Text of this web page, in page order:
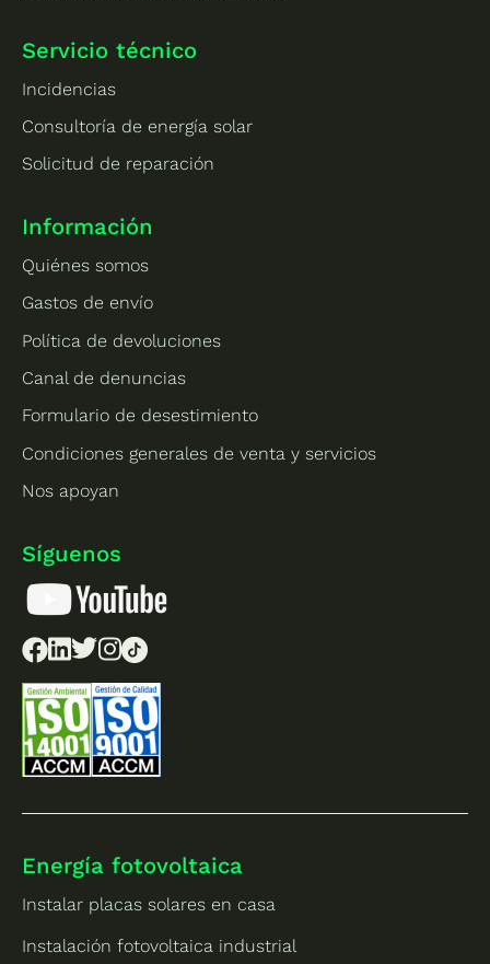
Servicio técnico
Incidencias
Consultoría de energía solar
Solicitud de reparación
Información
Quiénes somos
Gastos de envío
Política de devoluciones
Canal de denuncias
Formulario de desestimiento
Condiciones generales de venta y servicios
Nos apoyan
Síguenos
Energía fotovoltaica
Instalar placas solares en casa
Instalación fotovoltaica industrial